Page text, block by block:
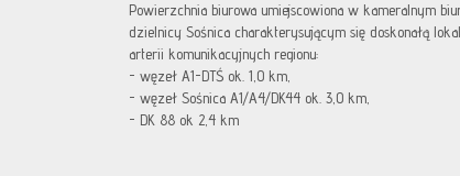
Powierzchnia biurowa umiejscowiona w kameralnym
dzielnicy Sośnica charakterysującym się doskonałą
arterii komunikacyjnych regionu:
- węzeł A1-DTŚ ok. 1,0 km,
- węzeł Sośnica A1/A4/DK44 ok. 3,0 km,
- DK 88 ok 2,4 km